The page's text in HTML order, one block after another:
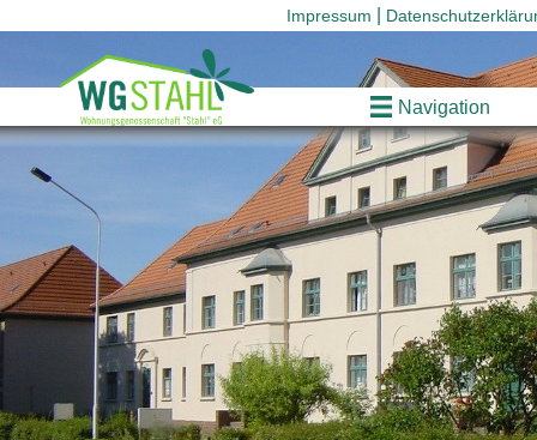
Impressum
Navigation